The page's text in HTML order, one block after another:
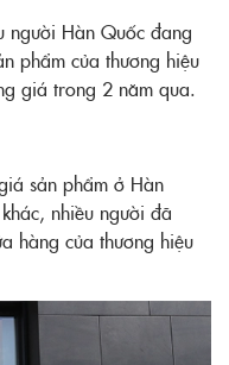
người Hàn Quốc đang
phẩm của thương hiệu
giá trong 2 năm qua.
sản phẩm ở Hàn
nhiều người đã
hàng của thương hiệu